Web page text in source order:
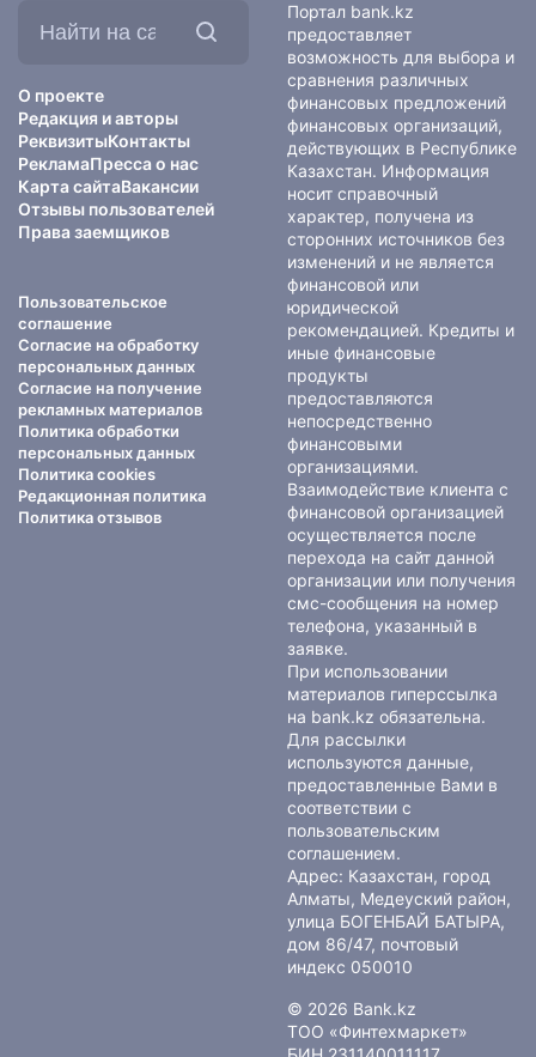
О проекте
Редакция и авторы
РеквизитыКонтакты
РекламаПресса о нас
Карта сайтаВакансии
Отзывы пользователей
Права заемщиков
Пользовательское
соглашение
Согласие на обработку
персональных данных
Согласие на получение
рекламных материалов
Политика обработки
персональных данных
Политика cookies
Редакционная политика
Политика отзывов
Портал bank.kz
предоставляет
возможность для выбора и
сравнения различных
финансовых предложений
финансовых организаций,
действующих в Республике
Казахстан. Информация
носит справочный
характер, получена из
сторонних источников без
изменений и не является
финансовой или
юридической
рекомендацией. Кредиты и
иные финансовые
продукты
предоставляются
непосредственно
финансовыми
организациями.
Взаимодействие клиента с
финансовой организацией
осуществляется после
перехода на сайт данной
организации или получения
смс-сообщения на номер
телефона, указанный в
заявке.
При использовании
материалов гиперссылка
на bank.kz обязательна.
Для рассылки
используются данные,
предоставленные Вами в
соответствии с
пользовательским
соглашением.
Адрес: Казахстан, город
Алматы, Медеуский район,
улица БОГЕНБАЙ БАТЫРА,
дом 86/47, почтовый
индекс 050010
© 2026 Bank.kz
ТОО «Финтехмаркет»